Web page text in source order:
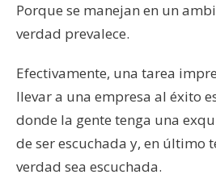
Porque se manejan en un
verdad prevalece.
Efectivamente, una tarea
llevar a una empresa al éxito
donde la gente tenga una
de ser escuchada y, en último
verdad sea escuchada.